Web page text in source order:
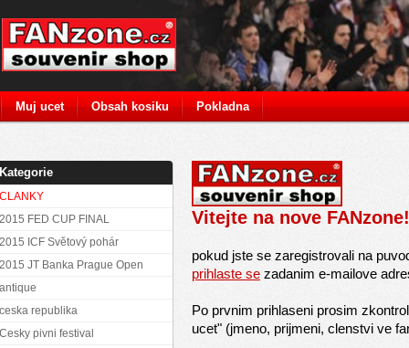
Vitejte na nove FANzone!
pokud jste se zaregistrovali na
prihlaste se zadanim e-mailove
Po prvnim prihlaseni prosim
ucet" (jmeno, prijmeni, clenstvi ve
Kategorie
CLANKY
2015 FED CUP FINAL
2015 ICF Světový pohár
2015 JT Banka Prague Open
antique
ceska republika
Cesky pivni festival
Muj ucet Obsah kosiku Pokladna